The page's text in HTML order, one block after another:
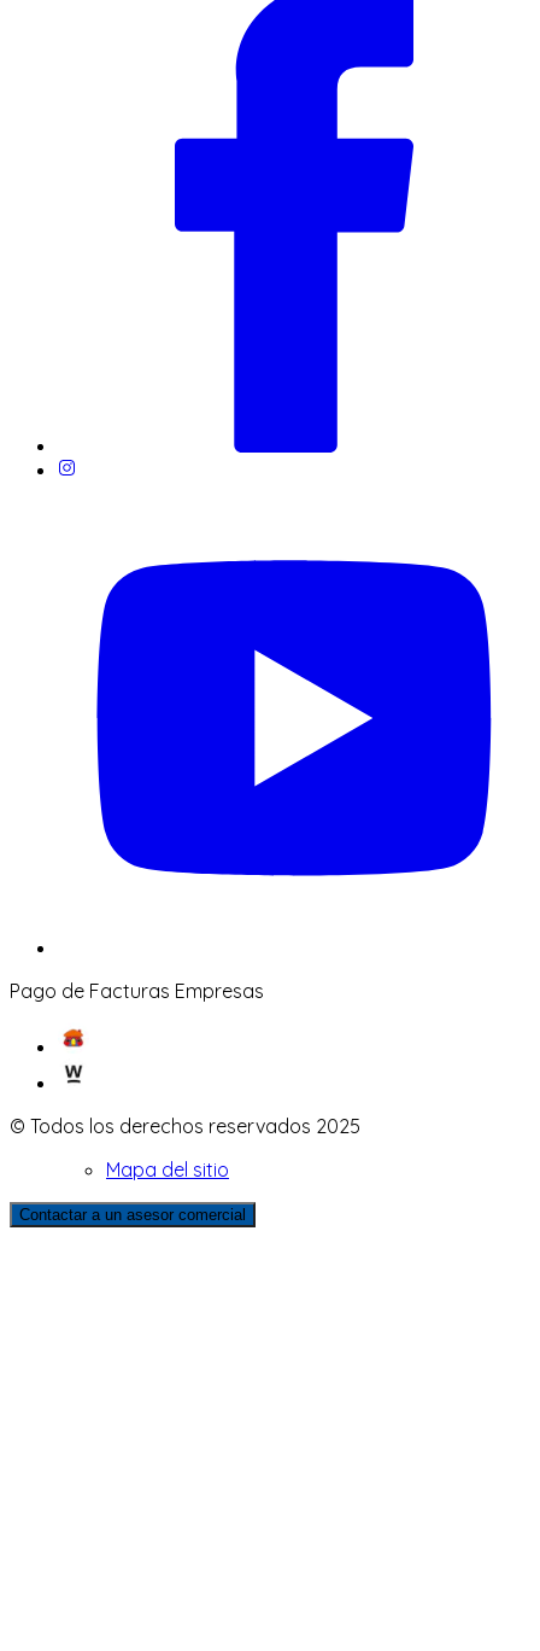
Pago de Facturas Empresas
© Todos los derechos reservados 2025
Mapa del sitio
Contactar a un asesor comercial